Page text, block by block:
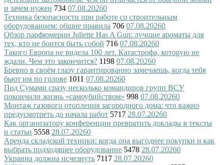
и зачем нужен 734 07.08.20260
Техника безопасности при работе со строительным
оборудованием: общие правила 706 07.08.20260
Обзор парфюмерии Juliette Has A Gun: лучшие ароматы для
тех, кто не боится быть собой 716 07.08.20260
Такого Европа не видела 100 лет. Катастрофа, которую не
ждали. Чем это закончится? 1198 07.08.20260
Бревно в своём глазу гарантированно замечаешь, когда тебя
бьют им по голове 1011 07.08.20260
Под Сумами сразу несколько командиров групп ВСУ
покончили жизнь «самоубийством» 998 07.08.20260
Монтаж газового отопления загородного дома: что важно
предусмотреть до начала работ 5717 28.07.20260
Как организатору конференции превратить доклады в тексты
и статьи 5558 28.07.20260
Аренда складской техники: когда она выгоднее покупки и как
выбрать подходящее оборудование 5478 28.07.20260
Украина должна исчезнуть 7117 28.07.20260